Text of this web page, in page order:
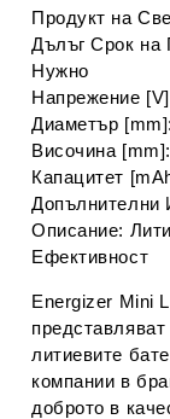
Продукт на
Дълъг Срок на
Нужно
Напрежение
Диаметър
Височина
Капацитет
Допълнителни
Описание:
Ефективност
Energizer Mini
литиевите
компании в
доброто в